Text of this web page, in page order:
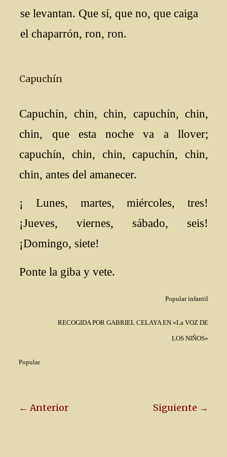
se levantan. Que sí, que no, que caiga
el chaparrón, ron, ron.
Capuchín
Capuchín, chin, chin, capuchín, chin,
chin, que esta noche va a llover;
capuchín, chin, chin, capuchín, chin,
chin, antes del amanecer.
¡ Lunes, martes, miércoles, tres!
¡Jueves, viernes, sábado, seis!
¡Domingo, siete!
Ponte la giba y vete.
Popular infantil
RECOGIDA POR GABRIEL CELAYA EN «La VOZ DE
LOS NIÑOS»
Popular
← Anterior Siguiente →